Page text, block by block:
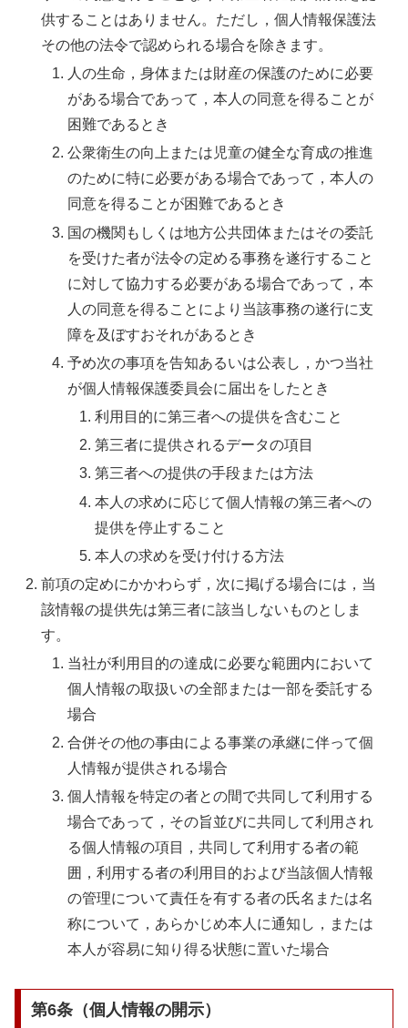
供することはありません。ただし，個人情報保護法
その他の法令で認められる場合を除きます。
人の生命，身体または財産の保護のために必要
がある場合であって，本人の同意を得ることが
困難であるとき
公衆衛生の向上または児童の健全な育成の推進
のために特に必要がある場合であって，本人の
同意を得ることが困難であるとき
国の機関もしくは地方公共団体またはその委託
を受けた者が法令の定める事務を遂行すること
に対して協力する必要がある場合であって，本
人の同意を得ることにより当該事務の遂行に支
障を及ぼすおそれがあるとき
予め次の事項を告知あるいは公表し，かつ当社
が個人情報保護委員会に届出をしたとき
利用目的に第三者への提供を含むこと
第三者に提供されるデータの項目
第三者への提供の手段または方法
本人の求めに応じて個人情報の第三者への
提供を停止すること
本人の求めを受け付ける方法
前項の定めにかかわらず，次に掲げる場合には，当
該情報の提供先は第三者に該当しないものとしま
す。
当社が利用目的の達成に必要な範囲内において
個人情報の取扱いの全部または一部を委託する
場合
合併その他の事由による事業の承継に伴って個
人情報が提供される場合
個人情報を特定の者との間で共同して利用する
場合であって，その旨並びに共同して利用され
る個人情報の項目，共同して利用する者の範
囲，利用する者の利用目的および当該個人情報
の管理について責任を有する者の氏名または名
称について，あらかじめ本人に通知し，または
本人が容易に知り得る状態に置いた場合
第6条（個人情報の開示）